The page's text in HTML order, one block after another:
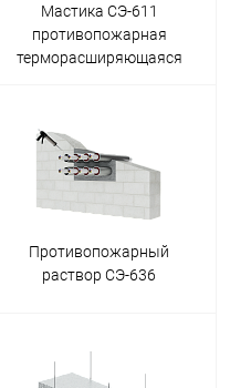
Мастика СЭ-611
противопожарная
терморасширяющаяся
Противопожарный
раствор СЭ-636